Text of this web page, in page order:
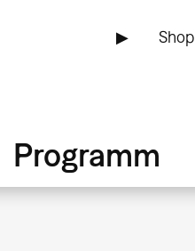
▶ Shop
Programm